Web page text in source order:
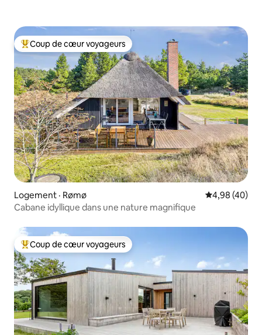
Coup de cœur voyageurs parmi les plus aimés
Coup de cœur voyageurs
Logement · Rømø Note
4,98 (40)
Cabane idyllique dans une nature magnifique
Coup de cœur voyageurs parmi les plus aimés
Coup de cœur voyageurs